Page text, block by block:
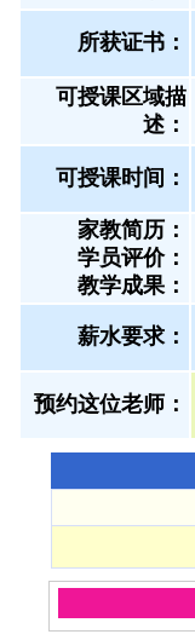
所获证书 ：
可授课区域描
述：
可授课时间：
家教简历：
学员评价：
教学成果：
薪水要求：
预约这位老师：